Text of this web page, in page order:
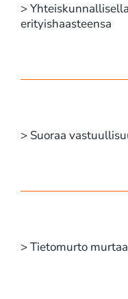
>
erityishaasteensa
> Suoraa
> Tietomurto